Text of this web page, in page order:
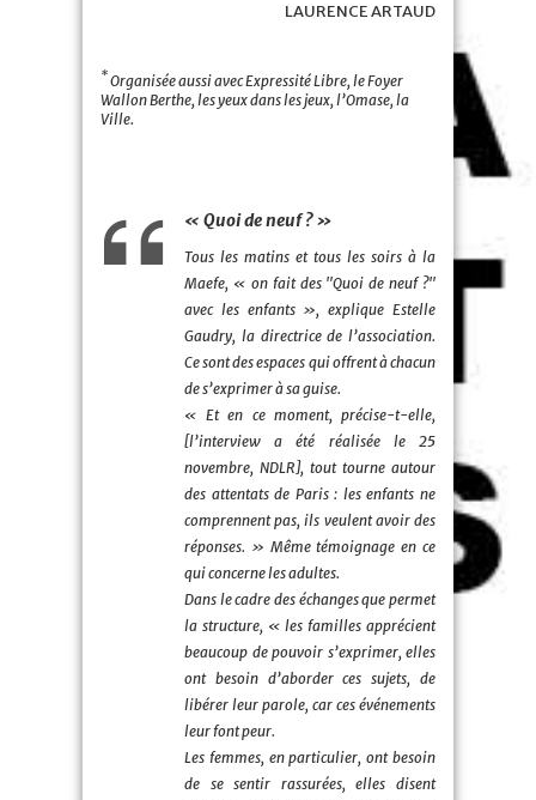
LAURENCE ARTAUD
*Organisée aussi avec Expressité Libre, le Foyer
Wallon Berthe, les yeux dans les jeux, l’Omase, la
Ville.
« Quoi de neuf ? »
Tous les matins et tous les soirs à la
Maefe, « on fait des "Quoi de neuf ?"
avec les enfants », explique Estelle
Gaudry, la directrice de l’association.
Ce sont des espaces qui offrent à chacun
de s’exprimer à sa guise.
« Et en ce moment, précise-t-elle,
[l’interview a été réalisée le 25
novembre, NDLR], tout tourne autour
des attentats de Paris : les enfants ne
comprennent pas, ils veulent avoir des
réponses. » Même témoignage en ce
qui concerne les adultes.
Dans le cadre des échanges que permet
la structure, « les familles apprécient
beaucoup de pouvoir s’exprimer, elles
ont besoin d’aborder ces sujets, de
libérer leur parole, car ces événements
leur font peur.
Les femmes, en particulier, ont besoin
de se sentir rassurées, elles disent